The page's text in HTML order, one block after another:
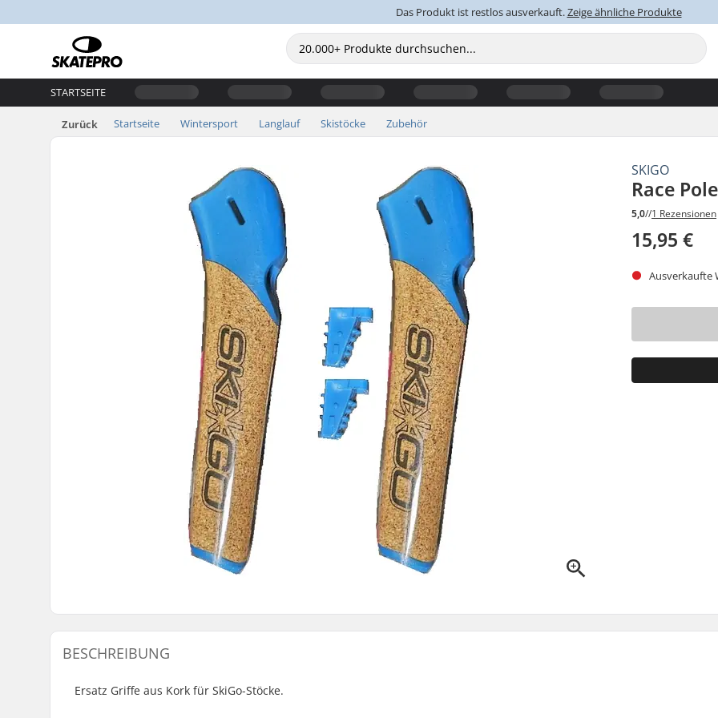
Das Produkt ist restlos ausverkauft.Zeige ähnliche Produkte
STARTSEITE
Zurück Startseite Wintersport Langlauf Skistöcke Zubehör
SKIGO
Race
5,0//1 Rezensionen
15,95 €
Ausverkaufte
BESCHREIBUNG
Ersatz Griffe aus Kork für SkiGo-Stöcke.